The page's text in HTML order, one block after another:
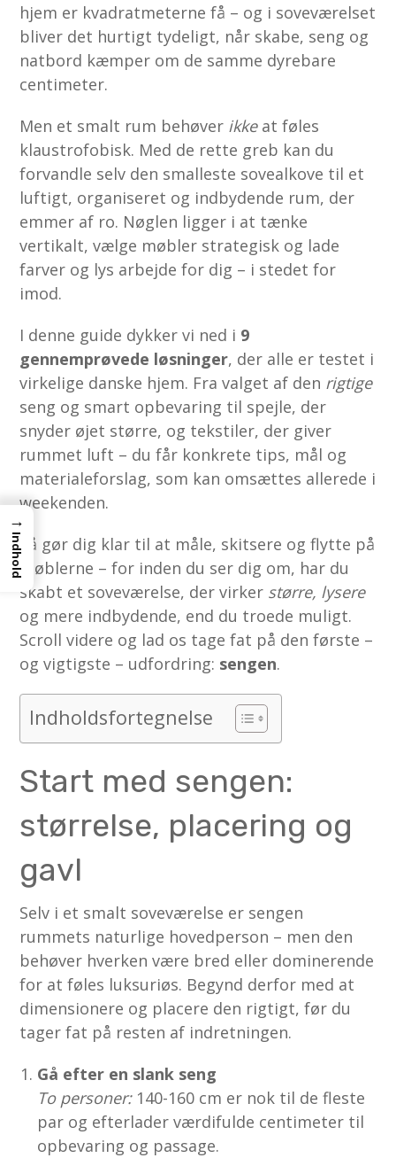
hjem er kvadratmeterne få – og i soveværelset
bliver det hurtigt tydeligt, når skabe, seng og
natbord kæmper om de samme dyrebare
centimeter.
Men et smalt rum behøver ikkeat føles
klaustrofobisk. Med de rette greb kan du
forvandle selv den smalleste sovealkove til et
luftigt, organiseret og indbydende rum, der
emmer af ro. Nøglen ligger i at tænke
vertikalt, vælge møbler strategisk og lade
farver og lys arbejde for dig – i stedet for
imod.
I denne guide dykker vi ned i 9
gennemprøvede løsninger, der alle er testet i
virkelige danske hjem. Fra valget af den rigtige
seng og smart opbevaring til spejle, der
snyder øjet større, og tekstiler, der giver
rummet luft – du får konkrete tips, mål og
materialeforslag, som kan omsættes allerede i
weekenden.
Så gør dig klar til at måle, skitsere og flytte på
møblerne – for inden du ser dig om, har du
skabt et soveværelse, der virker større, lysere
og mere indbydende, end du troede muligt.
Scroll videre og lad os tage fat på den første –
og vigtigste – udfordring: sengen.
Indholdsfortegnelse
Start med sengen:
størrelse, placering og
gavl
Selv i et smalt soveværelse er sengen
rummets naturlige hovedperson – men den
behøver hverken være bred eller dominerende
for at føles luksuriøs. Begynd derfor med at
dimensionere og placere den rigtigt, før du
tager fat på resten af indretningen.
Gå efter en slank seng
To personer:140-160 cm er nok til de fleste
par og efterlader værdifulde centimeter til
opbevaring og passage.
→
Indhold